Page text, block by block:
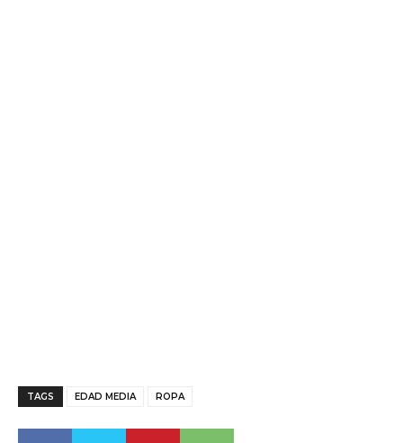
TAGS EDAD MEDIA ROPA